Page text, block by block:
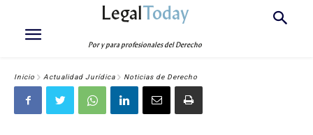
LegalToday
Por y para profesionales del Derecho
Inicio Actualidad Jurídica Noticias de Derecho